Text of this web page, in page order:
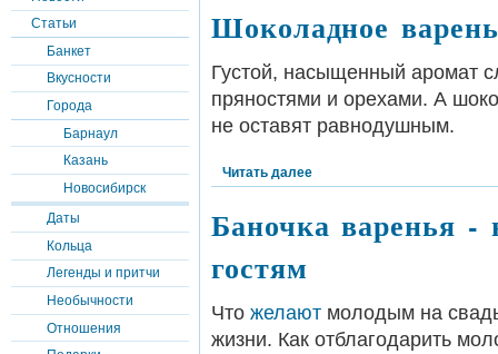
Статьи
Банкет
Вкусности
Города
Барнаул
Казань
Новосибирск
Даты
Кольца
Легенды и притчи
Необычности
Отношения
Шоколадное
Густой, насыщенный аромат
пряностями и орехами. А
не оставят равнодушным.
Читать далее
Баночка варенья -
гостям
Что желают молодым на
жизни. Как отблагодарить